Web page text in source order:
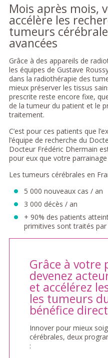
Mois après mois,
accélère les
tumeurs
avancées
Grâce à des appareils de
les équipes de Gustave
dans la radiothérapie des
mieux préserver les tissus
prescrite reste encore fixe,
de la tumeur du patient et le
traitement.
C’est pour ces patients que
l’équipe de recherche du
Docteur Frédéric Dhermain
pour eux que votre
Les tumeurs cérébrales en
5 000 nouveaux cas / an
3 000 décès / an
+ 90% des patients
primitives sont traités
Grâce à votre
devenez
et accélérez
les tumeurs
bénéfice
Innover pour mieux
cérébrales, deux
: